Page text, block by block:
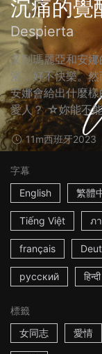
沉痛的覺
Despierta
又到瑪麗亞和安
浴，好不快樂。
安娜會給出什麼
愛人？ ☆妳能不
11m西班牙2023
字幕
English
繁體
Tiếng Việt ภ
français
русский हिन्दी
標籤
女同志
愛情